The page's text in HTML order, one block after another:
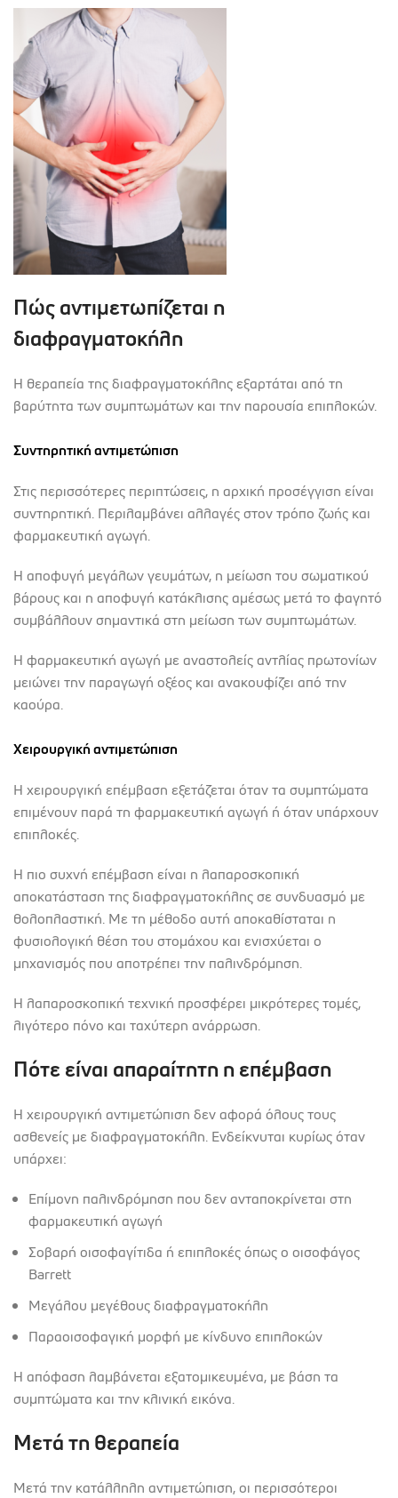
Πώς αντιμετωπίζεται η
διαφραγματοκήλη
Η θεραπεία της διαφραγματοκήλης εξαρτάται από τη
βαρύτητα των συμπτωμάτων και την παρουσία επιπλοκών.
Συντηρητική αντιμετώπιση
Στις περισσότερες περιπτώσεις, η αρχική προσέγγιση είναι
συντηρητική. Περιλαμβάνει αλλαγές στον τρόπο ζωής και
φαρμακευτική αγωγή.
Η αποφυγή μεγάλων γευμάτων, η μείωση του σωματικού
βάρους και η αποφυγή κατάκλισης αμέσως μετά το φαγητό
συμβάλλουν σημαντικά στη μείωση των συμπτωμάτων.
Η φαρμακευτική αγωγή με αναστολείς αντλίας πρωτονίων
μειώνει την παραγωγή οξέος και ανακουφίζει από την
καούρα.
Χειρουργική αντιμετώπιση
Η χειρουργική επέμβαση εξετάζεται όταν τα συμπτώματα
επιμένουν παρά τη φαρμακευτική αγωγή ή όταν υπάρχουν
επιπλοκές.
Η πιο συχνή επέμβαση είναι η λαπαροσκοπική
αποκατάσταση της διαφραγματοκήλης σε συνδυασμό με
θολοπλαστική. Με τη μέθοδο αυτή αποκαθίσταται η
φυσιολογική θέση του στομάχου και ενισχύεται ο
μηχανισμός που αποτρέπει την παλινδρόμηση.
Η λαπαροσκοπική τεχνική προσφέρει μικρότερες τομές,
λιγότερο πόνο και ταχύτερη ανάρρωση.
Πότε είναι απαραίτητη η επέμβαση
Η χειρουργική αντιμετώπιση δεν αφορά όλους τους
ασθενείς με διαφραγματοκήλη. Ενδείκνυται κυρίως όταν
υπάρχει:
Επίμονη παλινδρόμηση που δεν ανταποκρίνεται στη
φαρμακευτική αγωγή
Σοβαρή οισοφαγίτιδα ή επιπλοκές όπως ο οισοφάγος
Barrett
Μεγάλου μεγέθους διαφραγματοκήλη
Παραοισοφαγική μορφή με κίνδυνο επιπλοκών
Η απόφαση λαμβάνεται εξατομικευμένα, με βάση τα
συμπτώματα και την κλινική εικόνα.
Μετά τη θεραπεία
Μετά την κατάλληλη αντιμετώπιση, οι περισσότεροι